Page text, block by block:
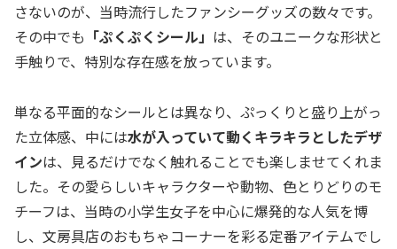
さないのが、当時流行したファンシーグッズの数々です。
その中でも 「ぷくぷくシール」 は、そのユニークな形状と
手触りで、特別な存在感を放っています。
単なる平面的なシールとは異なり、ぷっくりと盛り上がっ
た立体感、中には水が入っていて動くキラキラとしたデザ
インは、見るだけでなく触れることでも楽しませてくれま
した。その愛らしいキャラクターや動物、色とりどりのモ
チーフは、当時の小学生女子を中心に爆発的な人気を博
し、文房具店のおもちゃコーナーを彩る定番アイテムでし